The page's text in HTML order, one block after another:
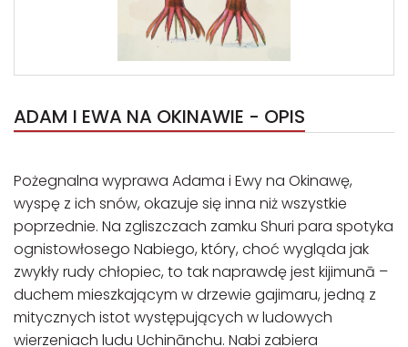
ADAM I EWA NA OKINAWIE - OPIS
Pożegnalna wyprawa Adama i Ewy na Okinawę,
wyspę z ich snów, okazuje się inna niż wszystkie
poprzednie. Na zgliszczach zamku Shuri para spotyka
ognistowłosego Nabiego, który, choć wygląda jak
zwykły rudy chłopiec, to tak naprawdę jest kijimunā –
duchem mieszkającym w drzewie gajimaru, jedną z
mitycznych istot występujących w ludowych
wierzeniach ludu Uchinānchu. Nabi zabiera